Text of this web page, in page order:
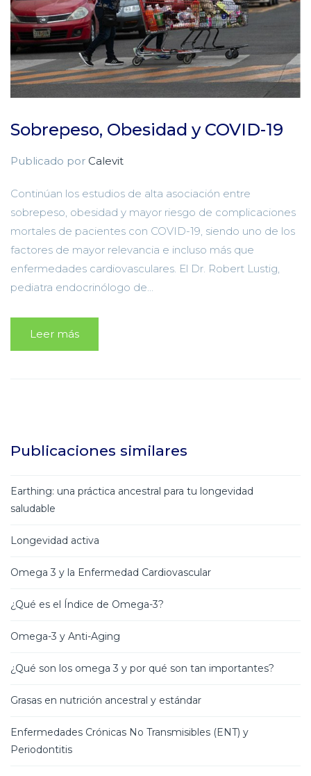
Sobrepeso, Obesidad y COVID-19
Publicado por Calevit
Continúan los estudios de alta asociación entre
sobrepeso, obesidad y mayor riesgo de complicaciones
mortales de pacientes con COVID-19, siendo uno de los
factores de mayor relevancia e incluso más que
enfermedades cardiovasculares. El Dr. Robert Lustig,
pediatra endocrinólogo de...
Leer más
Publicaciones similares
Earthing: una práctica ancestral para tu longevidad
saludable
Longevidad activa
Omega 3 y la Enfermedad Cardiovascular
¿Qué es el Índice de Omega-3?
Omega-3 y Anti-Aging
¿Qué son los omega 3 y por qué son tan importantes?
Grasas en nutrición ancestral y estándar
Enfermedades Crónicas No Transmisibles (ENT) y
Periodontitis